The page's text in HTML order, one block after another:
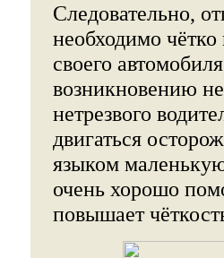
Следовательно,
необходимо
своего
возникновению
нетрезвого
двигаться
языком
очень хорошо
повышает